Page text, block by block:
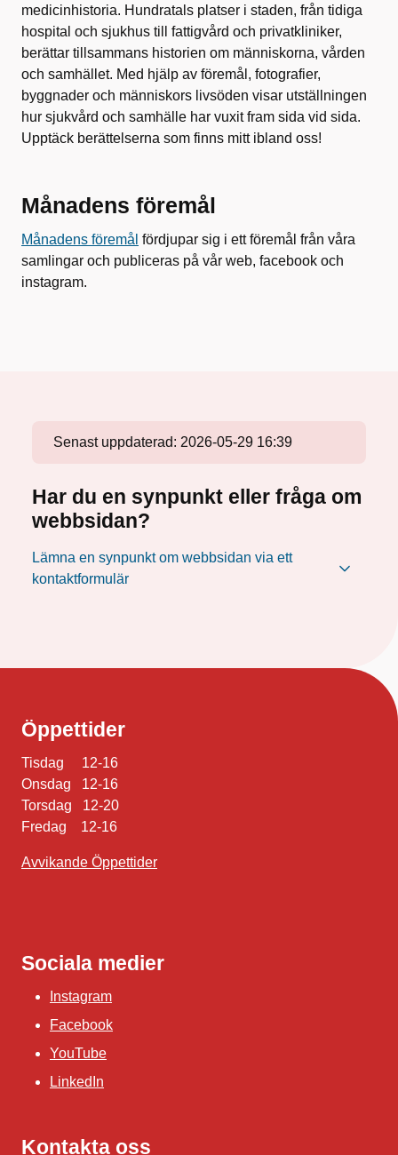
medicinhistoria. Hundratals platser i staden, från tidiga
hospital och sjukhus till fattigvård och privatkliniker,
berättar tillsammans historien om människorna, vården
och samhället. Med hjälp av föremål, fotografier,
byggnader och människors livsöden visar utställningen
hur sjukvård och samhälle har vuxit fram sida vid sida.
Upptäck berättelserna som finns mitt ibland oss!
Månadens föremål
Månadens föremål fördjupar sig i ett föremål från våra
samlingar och publiceras på vår web, facebook och
instagram.
Senast uppdaterad: 2026-05-29 16:39
Har du en synpunkt eller fråga om
webbsidan?
Lämna en synpunkt om webbsidan via ett
kontaktformulär
Öppettider
Tisdag 12-16
Onsdag 12-16
Torsdag 12-20
Fredag 12-16
Avvikande Öppettider
Sociala medier
Instagram
Facebook
YouTube
LinkedIn
Kontakta oss